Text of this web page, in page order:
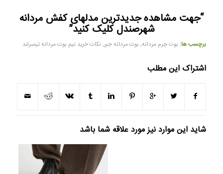
“جهت مشاهدهجدیدترین مدلهای کفش مردانه
شهرصندل کلیک کنید”
برچسب ها: بوت چرم مردانه, بوت مردانه جیر, نکات خرید نیم بوت مردانه تیمبرلند
اشتراک این مطلب
شاید این موارد نیز مورد علاقه شما باشد